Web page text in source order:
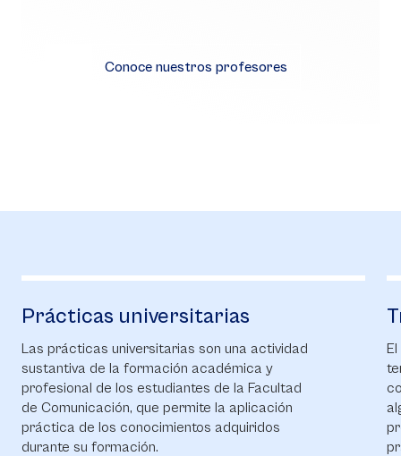
Conoce nuestros profesores
Prácticas universitarias
Las prácticas universitarias son una actividad
sustantiva de la formación académica y
profesional de los estudiantes de la Facultad
de Comunicación, que permite la aplicación
práctica de los conocimientos adquiridos
durante su formación.